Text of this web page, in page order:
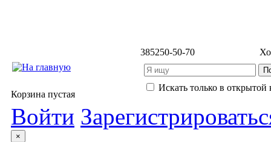
385250-50-70
Искать только в открытой
Корзина пустая
Войти
×